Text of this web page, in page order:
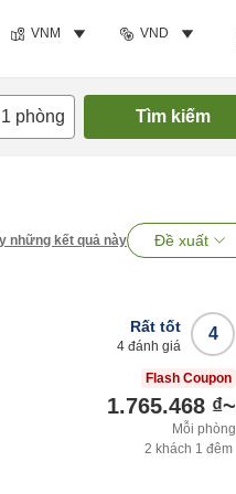
VNM VND
1 phòng Tìm kiếm
những kết quả này Đề xuất
4
Rất tốt
4 đánh giá
Flash Coupon
1.765.468 ₫~
Mỗi phòng
2 khách 1 đêm